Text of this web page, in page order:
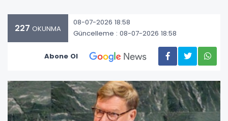
227 OKUNMA
08-07-2026 18:58
Güncelleme : 08-07-2026 18:58
Abone Ol